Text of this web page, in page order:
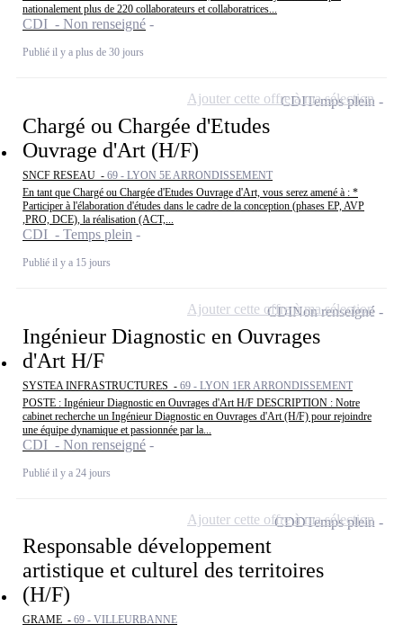
nationalement plus de 220 collaborateurs et collaboratrices...
CDI - Non renseigné
Publié il y a plus de 30 jours
Chargé ou Chargée d'Etudes
Ouvrage d'Art (H/F)
SNCF RESEAU - 69 - LYON 5E ARRONDISSEMENT
En tant que Chargé ou Chargée d'Etudes Ouvrage d'Art, vous serez amené à : *
Participer à l'élaboration d'études dans le cadre de la conception (phases EP, AVP
,PRO, DCE), la réalisation (ACT,...
CDI - Temps plein
Publié il y a 15 jours
CDITemps plein
Ajouter cette offre à ma sélection
Ingénieur Diagnostic en Ouvrages
d'Art H/F
SYSTEA INFRASTRUCTURES - 69 - LYON 1ER ARRONDISSEMENT
POSTE : Ingénieur Diagnostic en Ouvrages d'Art H/F DESCRIPTION : Notre
cabinet recherche un Ingénieur Diagnostic en Ouvrages d'Art (H/F) pour rejoindre
une équipe dynamique et passionnée par la...
CDI - Non renseigné
Publié il y a 24 jours
CDINon renseigné
Ajouter cette offre à ma sélection
Responsable développement
artistique et culturel des territoires
(H/F)
GRAME - 69 - VILLEURBANNE
CDDTemps plein
Ajouter cette offre à ma sélection